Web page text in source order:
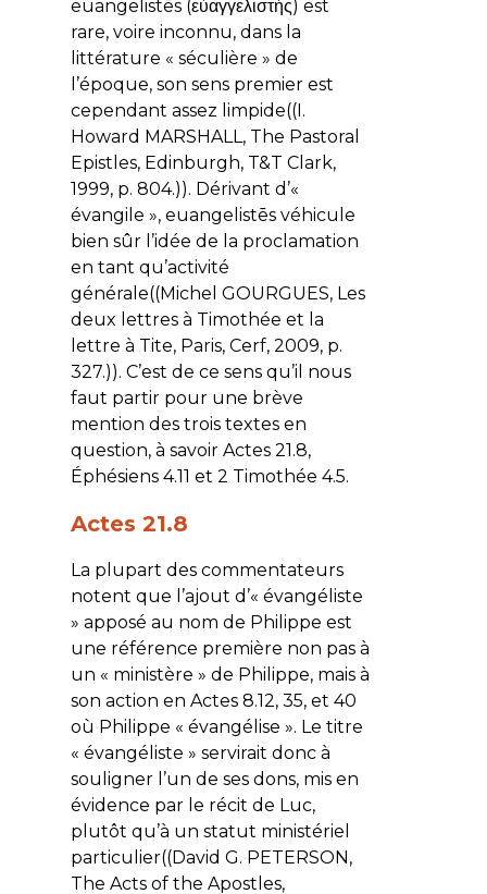
euangelistēs(εὐαγγελιστής) est
rare, voire inconnu, dans la
littérature « séculière » de
l’époque, son sens premier est
cependant assez limpide((I.
Howard MARSHALL, The Pastoral
Epistles, Edinburgh, T&T Clark,
1999, p. 804.)). Dérivant d’«
évangile », euangelistēsvéhicule
bien sûr l’idée de la proclamation
en tant qu’activité
générale((Michel GOURGUES, Les
deux lettres à Timothée et la
lettre à Tite, Paris, Cerf, 2009, p.
327.)). C’est de ce sens qu’il nous
faut partir pour une brève
mention des trois textes en
question, à savoir Actes 21.8,
Éphésiens 4.11 et 2 Timothée 4.5.
Actes 21.8
La plupart des commentateurs
notent que l’ajout d’« évangéliste
» apposé au nom de Philippe est
une référence première non pas à
un « ministère » de Philippe, mais à
son action en Actes 8.12, 35, et 40
où Philippe « évangélise ». Le titre
« évangéliste » servirait donc à
souligner l’un de ses dons, mis en
évidence par le récit de Luc,
plutôt qu’à un statut ministériel
particulier((David G. PETERSON,
The Acts of the Apostles,